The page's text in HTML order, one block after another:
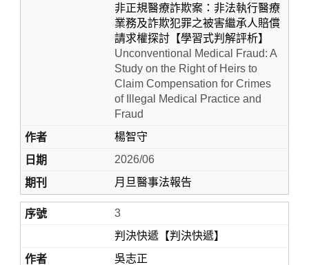
非正規醫療詐欺案：非法執行醫療
業務及詐欺犯罪之被害繼承人賠償
請求權探討【學習式判解評析】
Unconventional Medical Fraud: A
Study on the Right of Heirs to
Claim Compensation for Crimes
of Illegal Medical Practice and
Fraud
楊智守
2026/06
月旦醫事法報告
3
判決快遞【判決快遞】
吳志正